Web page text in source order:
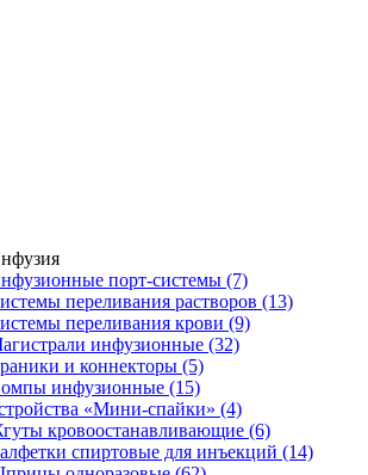
порт-системы (7)
переливания растворов (13)
переливания крови (9)
инфузионные (32)
и коннекторы (5)
инфузионные (15)
«Мини-спайки» (4)
кровоостанавливающие (6)
спиртовые для инъекций (14)